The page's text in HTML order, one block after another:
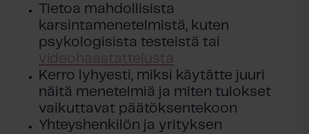
Tietoa mahdollisista
karsintamenetelmistä, kuten
psykologisista testeistä tai
videohaastattelusta
Kerro lyhyesti, miksi käytätte juuri
näitä menetelmiä ja miten tulokset
vaikuttavat päätöksentekoon
Yhteyshenkilön ja yrityksen